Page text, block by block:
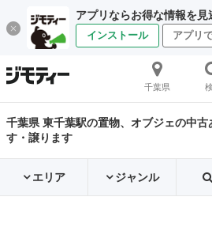
アプリならお得な情報を見
インストール アプリ
千葉県
千葉県 東千葉駅の置物、オブジェの中古
す・譲ります
エリア ジャンル